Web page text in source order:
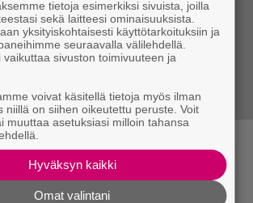
hyiselle Pohjolalle –
keskelle kinoksia
tietoja esimerkiksi sivuista, joilla
sekä laitteesi ominaisuuksista.
yksityiskohtaisesti käyttötarkoituksiin ja
seuraavalla välilehdellä.
vaikuttaa sivuston toimivuuteen ja
voivat käsitellä tietoja myös ilman
niillä on siihen oikeutettu peruste. Voit
muuttaa asetuksiasi milloin tahansa
Hyväksyn kaikki
Omat valintani